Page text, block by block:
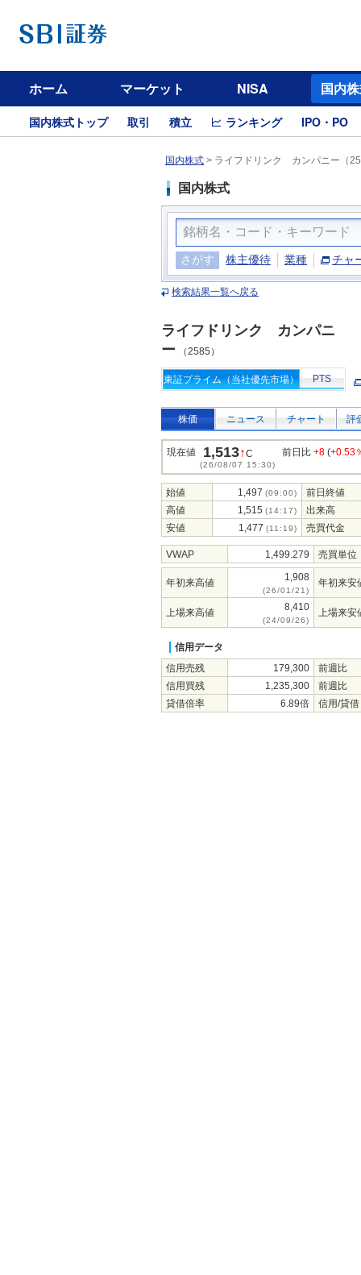
ホーム マーケット NISA 国内
国内株式トップ 取引 積立 ランキング IPO・PO
国内株式 > ライフドリンク カンパニー（
国内株式
さがす 株主優待 業種 チャ
検索結果一覧へ戻る
ライフドリンク カンパニ
ー （2585）
東証プライム（当社優先市場） PTS
株価 ニュース チャート 評
現在値 1,513↑C
(26/08/07 15:30)
前日比 +8 (+0.53
始値 1,497 (09:00)
前日終値
高値
1,515 (14:17)
出来高
安値
1,477 (11:19) 売買代金
VWAP 1,499.279 売買単位
年初来高値 1,908
(26/01/21)
年初来安
上場来高値 8,410
(24/09/26)
上場来安
信用データ
信用売残
179,300
前週比
信用買残
1,235,300
前週比
貸借倍率
6.89倍 信用/貸借